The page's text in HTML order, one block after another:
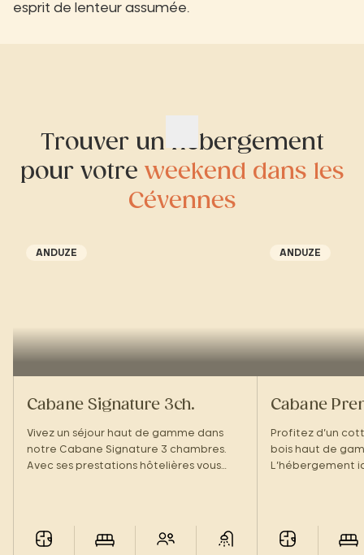
esprit de lenteur assumée.
Trouver un hébergement
pour votre weekend dans les
Cévennes
ANDUZE
Cabane Signature 3ch.
Vivez un séjour haut de gamme dans
notre Cabane Signature 3 chambres.
Avec ses prestations hôtelières vous
ANDUZE
Cabane
Profitez d’un
bois haut de
L’hébergement